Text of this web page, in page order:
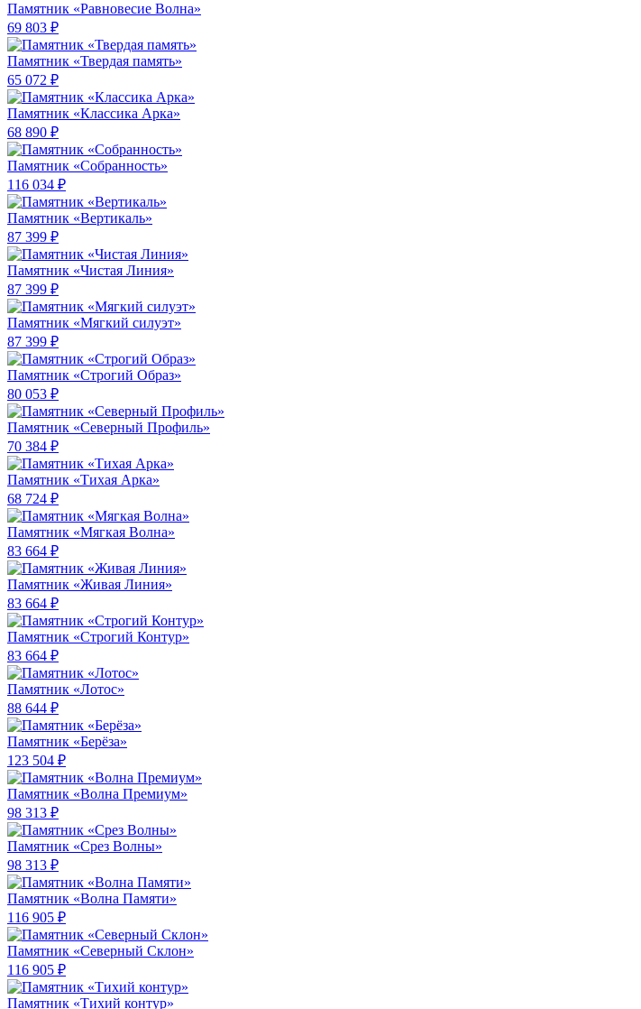
Памятник «Равновесие Волна»
69 803 ₽
Памятник «Твердая память»
65 072 ₽
Памятник «Классика Арка»
68 890 ₽
Памятник «Собранность»
116 034 ₽
Памятник «Вертикаль»
87 399 ₽
Памятник «Чистая Линия»
87 399 ₽
Памятник «Мягкий силуэт»
87 399 ₽
Памятник «Строгий Образ»
80 053 ₽
Памятник «Северный Профиль»
70 384 ₽
Памятник «Тихая Арка»
68 724 ₽
Памятник «Мягкая Волна»
83 664 ₽
Памятник «Живая Линия»
83 664 ₽
Памятник «Строгий Контур»
83 664 ₽
Памятник «Лотос»
88 644 ₽
Памятник «Берёза»
123 504 ₽
Памятник «Волна Премиум»
98 313 ₽
Памятник «Срез Волны»
98 313 ₽
Памятник «Волна Памяти»
116 905 ₽
Памятник «Северный Склон»
116 905 ₽
Памятник «Тихий контур»